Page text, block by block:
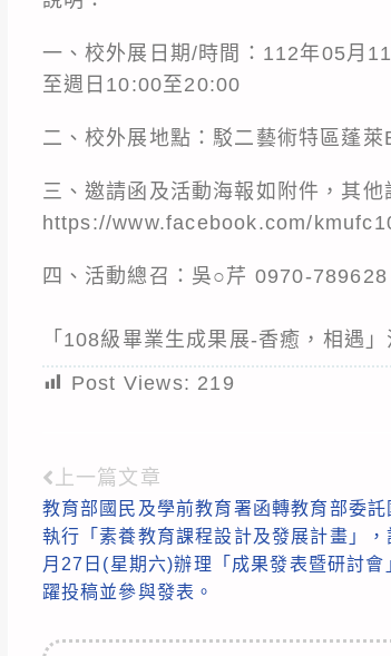
一、校外展日期/時間：112年05月
至週日10:00至20:00
二、校外展地點：駁二藝術特區蓬
三、邀請函及活動海報如附件，其
https://www.facebook.com/
四、活動總召：吳○芹 0970-
「108級畢業生成果展-香癒，相遇
Post Views: 219
Read
more
articles
上一篇文章
教育部國民及學前教育署函轉教育部委
執行「素養教育課程設計及發展計畫」
月27日(星期六)辦理「成果發表暨研討會
躍投稿並參與發表。